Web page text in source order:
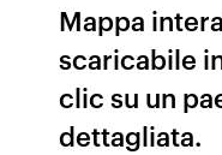
Mappa
scaricabile
clic su un
dettagliata.